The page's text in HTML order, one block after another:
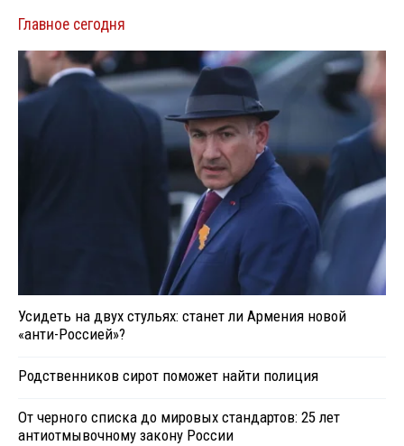
Главное сегодня
Усидеть на двух стульях: станет ли Армения новой
«анти-Россией»?
Родственников сирот поможет найти полиция
От черного списка до мировых стандартов: 25 лет
антиотмывочному закону России